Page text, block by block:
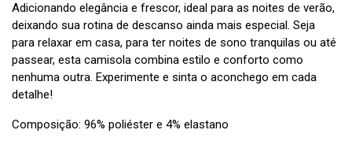
Adicionando elegância e frescor, ideal para as noites de verão,
deixando sua rotina de descanso ainda mais especial. Seja
para relaxar em casa, para ter noites de sono tranquilas ou até
passear, esta camisola combina estilo e conforto como
nenhuma outra. Experimente e sinta o aconchego em cada
detalhe!
Composição: 96% poliéster e 4% elastano